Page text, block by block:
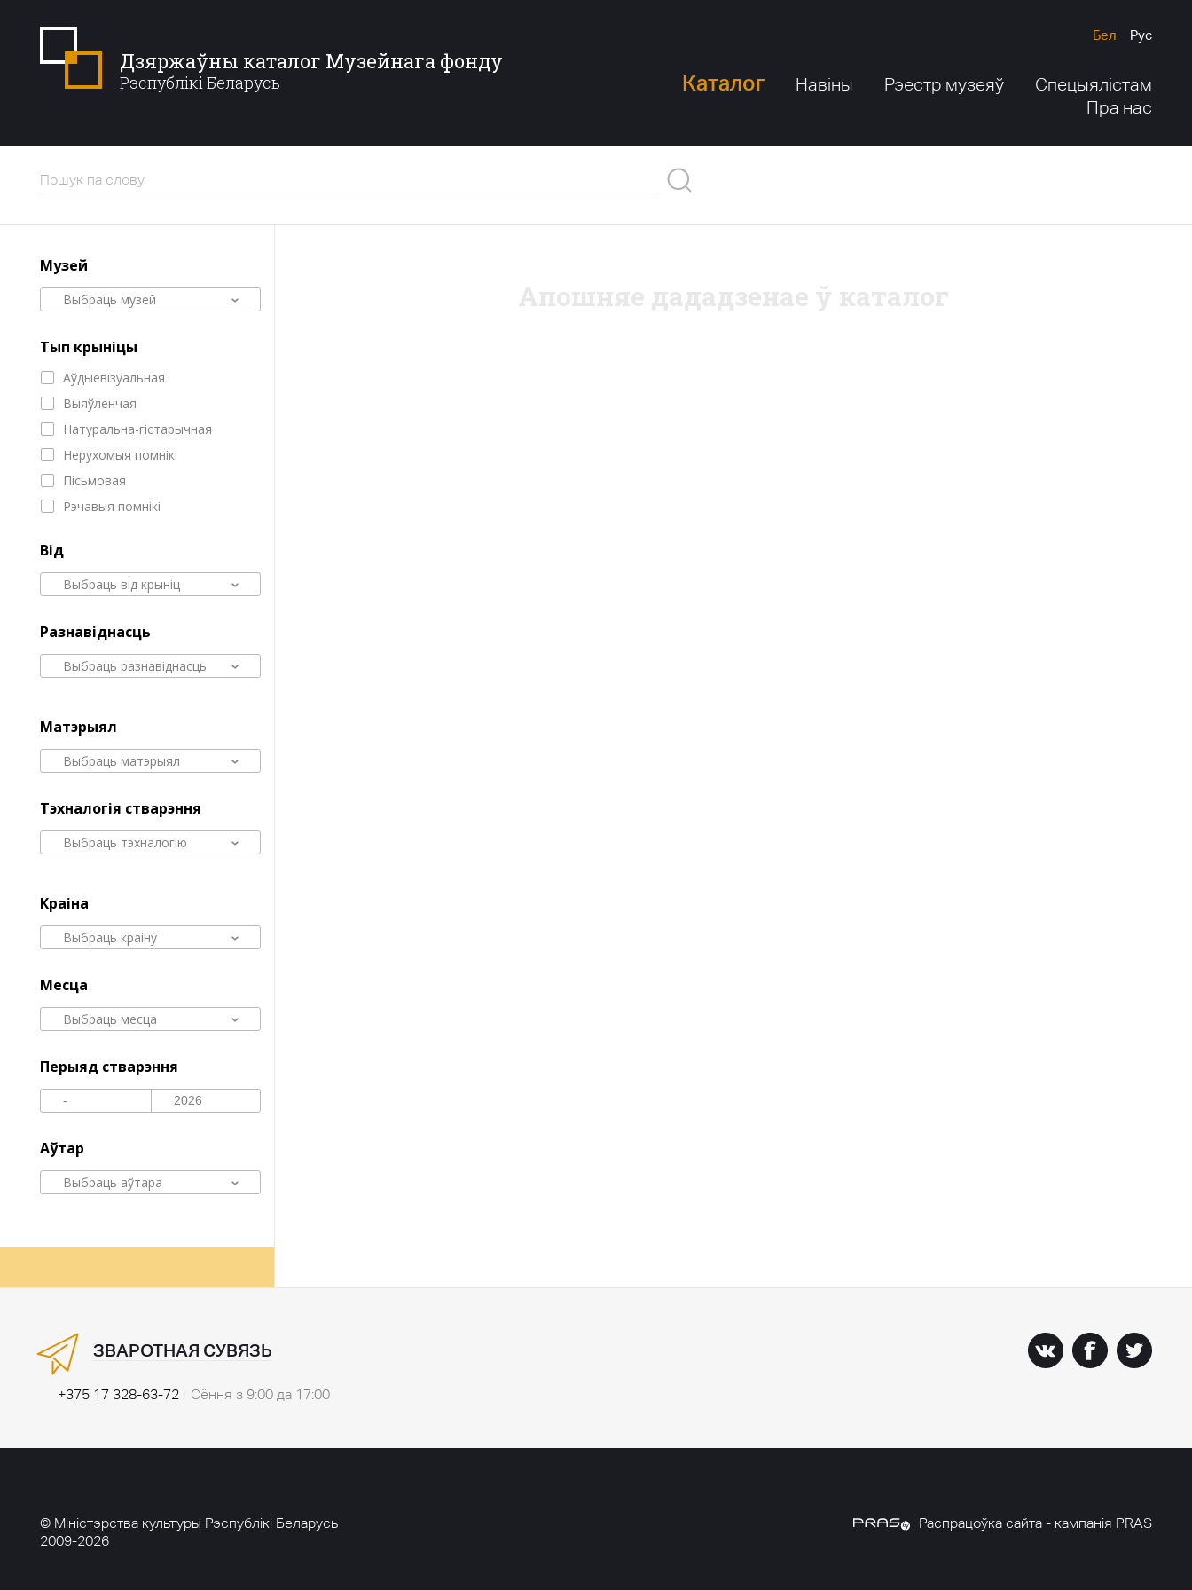
Дзяржаўны каталог Музейнага фонду
Рэспублікі Беларусь
Бел Рус
Каталог Навіны Рэестр музеяў
Спецыялістам
Пра нас
Музей
Выбраць музей
Тып крыніцы
Аўдыёвізуальная
Выяўленчая
Натуральна-гістарычная
Нерухомыя помнікі
Пісьмовая
Рэчавыя помнікі
Від
Выбраць від крыніц
Разнавіднасць
Выбраць разнавіднасць
Матэрыял
Выбраць матэрыял
Тэхналогія стварэння
Выбраць тэхналогію
Краіна
Выбраць краіну
Месца
Выбраць месца
Перыяд стварэння
Аўтар
Выбраць аўтара
ЗВАРОТНАЯ СУВЯЗЬ
+375 17 328-63-72 Сёння з 9:00 да 17:00
© Міністэрства культуры Рэспублікі Беларусь
2009-2026
Распрацоўка сайта - кампанія PRAS